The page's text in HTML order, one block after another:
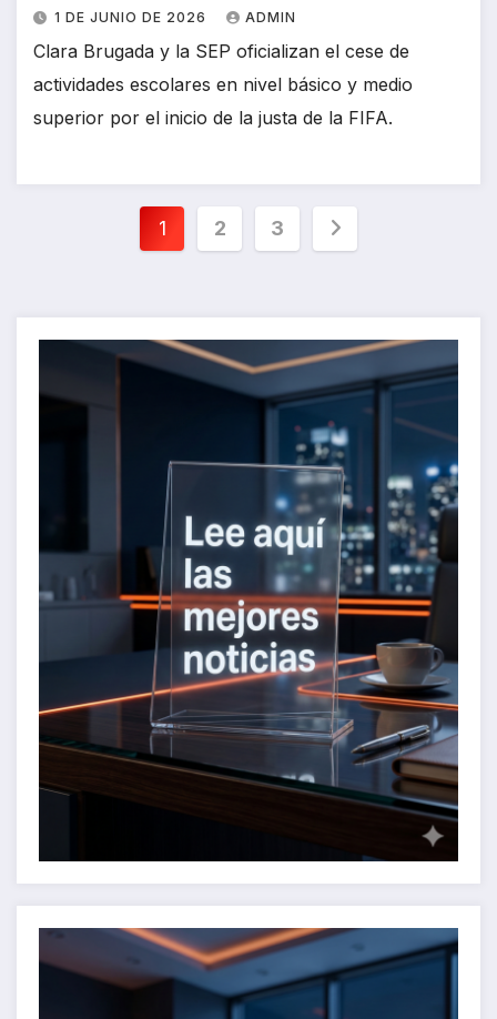
1 DE JUNIO DE 2026 ADMIN
Clara Brugada y la SEP oficializan el cese de
actividades escolares en nivel básico y medio
superior por el inicio de la justa de la FIFA.
Paginación
entradas
1 2 3